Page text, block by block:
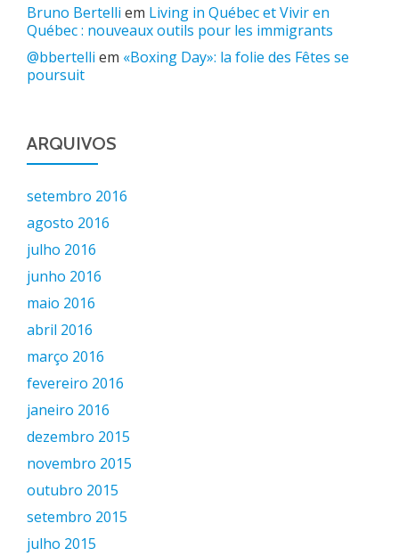
Bruno Bertelli em Living in Québec et Vivir en
Québec : nouveaux outils pour les immigrants
@bbertelli em «Boxing Day»: la folie des Fêtes se
poursuit
ARQUIVOS
setembro 2016
agosto 2016
julho 2016
junho 2016
maio 2016
abril 2016
março 2016
fevereiro 2016
janeiro 2016
dezembro 2015
novembro 2015
outubro 2015
setembro 2015
julho 2015